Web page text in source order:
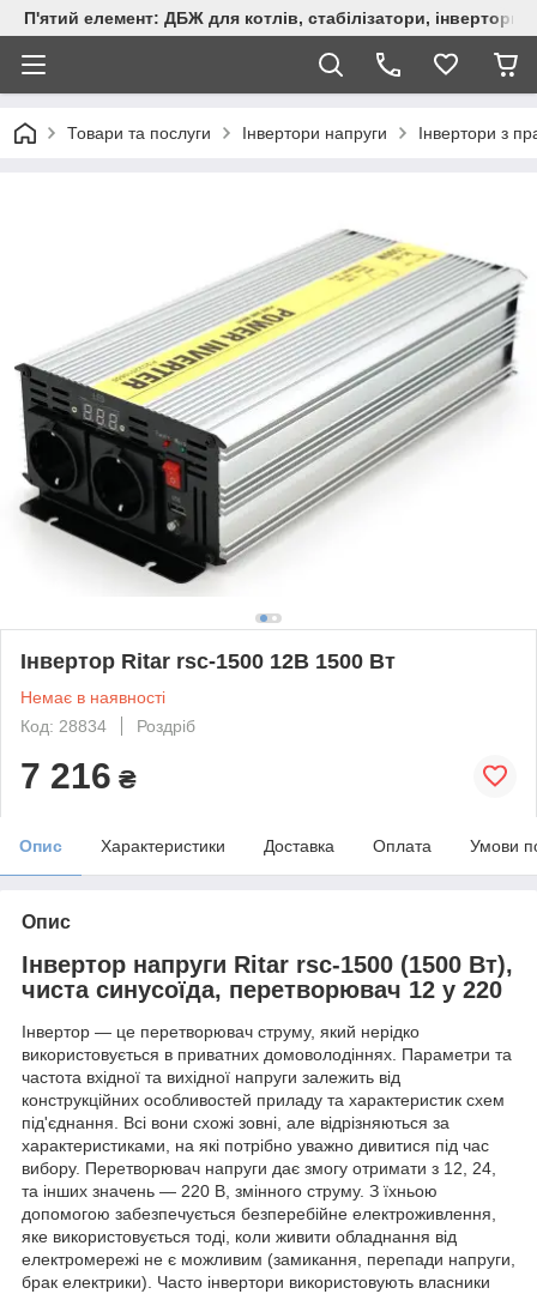
П'ятий елемент: ДБЖ для котлів, стабілізатори, інвертори,
Товари та послуги Інвертори напруги Інвертори з
Інвертор Ritar rsc-1500 12В 1500 Вт
Немає в наявності
Код: 28834
Роздріб
7 216 ₴
Опис Характеристики Доставка Оплата Умови
Опис
Інвертор напруги Ritar rsc-1500 (1500 Вт),
чиста синусоїда, перетворювач 12 у 220
Інвертор — це перетворювач струму, який нерідко
використовується в приватних домоволодіннях. Параметри та
частота вхідної та вихідної напруги залежить від
конструкційних особливостей приладу та характеристик схем
під'єднання. Всі вони схожі зовні, але відрізняються за
характеристиками, на які потрібно уважно дивитися під час
вибору. Перетворювач напруги дає змогу отримати з 12, 24,
та інших значень — 220 В, змінного струму. З їхньою
допомогою забезпечується безперебійне електроживлення,
яке використовується тоді, коли живити обладнання від
електромережі не є можливим (замикання, перепади напруги,
брак електрики). Часто інвертори використовують власники